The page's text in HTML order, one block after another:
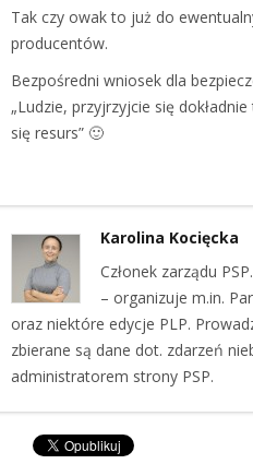
Tak czy owak to już do
producentów.
Bezpośredni wniosek dla
„Ludzie, przyjrzyjcie się
się resurs” 🙂
Karolina Kocięcka
Członek zarządu
– organizuje m.in.
oraz niektóre edycje PLP.
zbierane są dane dot. zdarzeń
administratorem strony PSP.